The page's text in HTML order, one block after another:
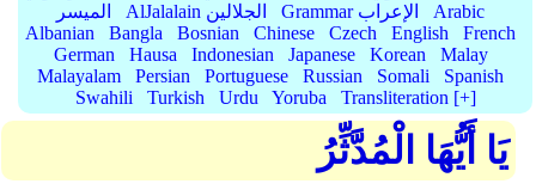
الميسر
AlJalalain الجلالين Grammar الإعراب
Arabic
Albanian
Bangla Bosnian Chinese Czech English
French
German
Hausa Indonesian Japanese Korean
Malay
Malayalam
Persian Portuguese Russian Somali
Spanish
Swahili
Turkish Urdu Yoruba Transliteration [+]
يَا أَيُّهَا الْمُدَّثِّرُ